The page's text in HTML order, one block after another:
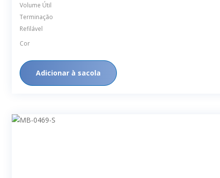
Volume Útil
Terminação
Refilável
Cor
Adicionar à sacola